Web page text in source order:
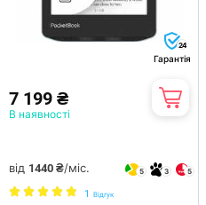
24
Гарантія
7 199 ₴
В наявності
від 1440 ₴/міс. 5 3 5
1 Відгук